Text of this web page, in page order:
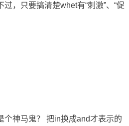
，只要搞清楚whet有“刺激”、“促
个神马鬼？ 把in换成and才表示的